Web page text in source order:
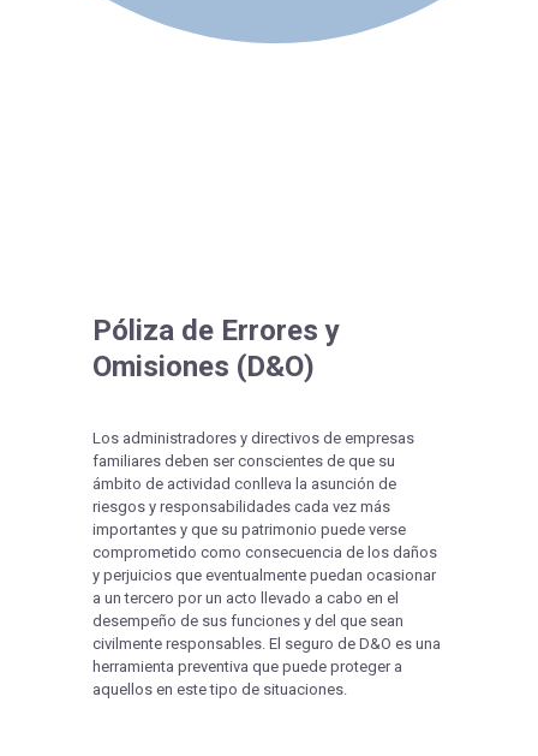
Póliza de Errores y
Omisiones (D&O)
Los administradores y directivos de empresas
familiares deben ser conscientes de que su
ámbito de actividad conlleva la asunción de
riesgos y responsabilidades cada vez más
importantes y que su patrimonio puede verse
comprometido como consecuencia de los daños
y perjuicios que eventualmente puedan ocasionar
a un tercero por un acto llevado a cabo en el
desempeño de sus funciones y del que sean
civilmente responsables. El seguro de D&O es una
herramienta preventiva que puede proteger a
aquellos en este tipo de situaciones.